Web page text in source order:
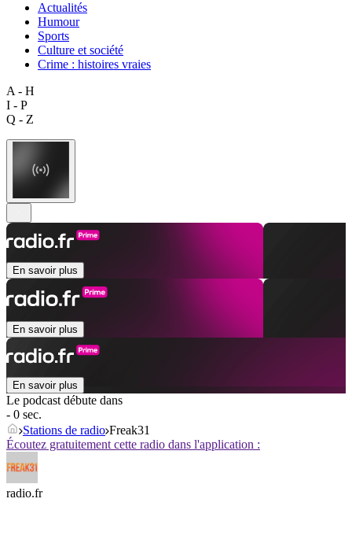
Actualités
Humour
Sports
Culture et société
Crime : histoires vraies
A - H
I - P
Q - Z
En savoir plus
En savoir plus
En savoir plus
Le podcast débute dans
- 0 sec.
Stations de radio Freak31
Écoutez gratuitement cette radio dans l'application :
radio.fr